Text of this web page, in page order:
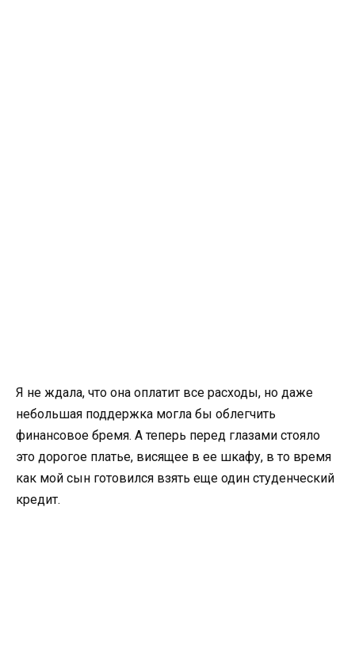
Я не ждала, что она оплатит все расходы, но даже
небольшая поддержка могла бы облегчить
финансовое бремя. А теперь перед глазами стояло
это дорогое платье, висящее в ее шкафу, в то время
как мой сын готовился взять еще один студенческий
кредит.